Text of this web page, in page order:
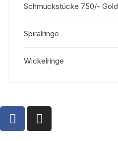
Schmuckstücke 750/- Gold
Spiralringe
Wickelringe